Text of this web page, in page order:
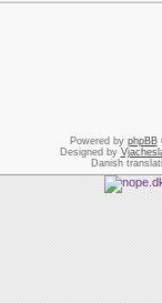
Powered by phpBB
Designed by
Danish